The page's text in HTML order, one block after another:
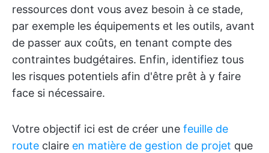
ressources dont vous avez besoin à ce stade,
par exemple les équipements et les outils, avant
de passer aux coûts, en tenant compte des
contraintes budgétaires. Enfin, identifiez tous
les risques potentiels afin d'être prêt à y faire
face si nécessaire.
Votre objectif ici est de créer une feuille de
route claire en matière de gestion de projet que